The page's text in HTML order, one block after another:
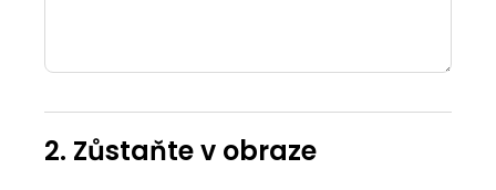
2. Zůstaňte v obraze